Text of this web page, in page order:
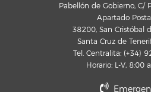
Pabellón de Gobierno, C/
Apartado
38200, San Cristóbal
Santa Cruz de
Tel. Centralita: (+34)
Horario: L-V, 8:00